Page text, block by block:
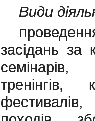
Види
засідань за
семінарів,
тренінгів,